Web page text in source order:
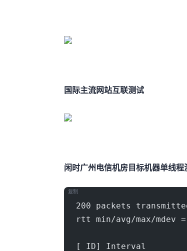
国际主流网站互联测试
闲时广州电信机房(500Mbps) 目标机器 IPERF3单线
200 packets
rtt min/avg/max/mdev
[ ID] Interval
复制